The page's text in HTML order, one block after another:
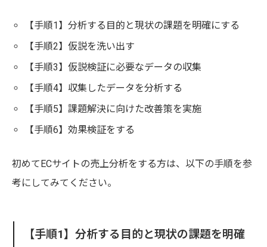
【手順1】分析する目的と現状の課題を明確にする
【手順2】仮説を洗い出す
【手順3】仮説検証に必要なデータの収集
【手順4】収集したデータを分析する
【手順5】課題解決に向けた改善策を実施
【手順6】効果検証をする
初めてECサイトの売上分析をする方は、以下の手順を参
考にしてみてください。
【手順1】分析する目的と現状の課題を明確